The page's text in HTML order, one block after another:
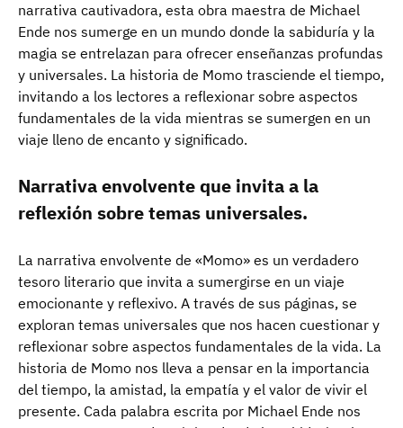
narrativa cautivadora, esta obra maestra de Michael
Ende nos sumerge en un mundo donde la sabiduría y la
magia se entrelazan para ofrecer enseñanzas profundas
y universales. La historia de Momo trasciende el tiempo,
invitando a los lectores a reflexionar sobre aspectos
fundamentales de la vida mientras se sumergen en un
viaje lleno de encanto y significado.
Narrativa envolvente que invita a la
reflexión sobre temas universales.
La narrativa envolvente de «Momo» es un verdadero
tesoro literario que invita a sumergirse en un viaje
emocionante y reflexivo. A través de sus páginas, se
exploran temas universales que nos hacen cuestionar y
reflexionar sobre aspectos fundamentales de la vida. La
historia de Momo nos lleva a pensar en la importancia
del tiempo, la amistad, la empatía y el valor de vivir el
presente. Cada palabra escrita por Michael Ende nos